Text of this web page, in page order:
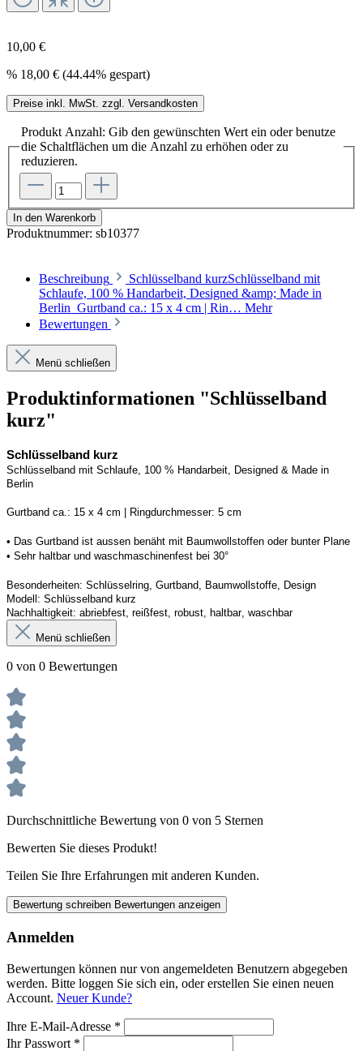
10,00 €
% 18,00 € (44.44% gespart)
Preise inkl. MwSt. zzgl. Versandkosten
Produkt Anzahl: Gib den gewünschten Wert ein oder benutze
die Schaltflächen um die Anzahl zu erhöhen oder zu
reduzieren.
In den Warenkorb
Produktnummer: sb10377
Beschreibung
Schlüsselband kurzSchlüsselband mit
Schlaufe, 100 % Handarbeit, Designed &amp; Made in
Berlin Gurtband ca.: 15 x 4 cm | Rin… Mehr
Bewertungen
Menü schließen
Produktinformationen "Schlüsselband
kurz"
Schlüsselband kurz
Schlüsselband mit Schlaufe, 100 % Handarbeit, Designed & Made in
Berlin
Gurtband ca.: 15 x 4 cm | Ringdurchmesser: 5 cm
• Das Gurtband ist aussen benäht mit Baumwollstoffen oder bunter Plane
• Sehr haltbar und waschmaschinenfest bei 30°
Besonderheiten: Schlüsselring, Gurtband, Baumwollstoffe, Design
Modell: Schlüsselband kurz
Nachhaltigkeit: abriebfest, reißfest, robust, haltbar, waschbar
Menü schließen
0 von 0 Bewertungen
Durchschnittliche Bewertung von 0 von 5 Sternen
Bewerten Sie dieses Produkt!
Teilen Sie Ihre Erfahrungen mit anderen Kunden.
Bewertung schreiben Bewertungen anzeigen
Anmelden
Bewertungen können nur von angemeldeten Benutzern abgegeben
werden. Bitte loggen Sie sich ein, oder erstellen Sie einen neuen
Account. Neuer Kunde?
Ihre E-Mail-Adresse *
Ihr Passwort *